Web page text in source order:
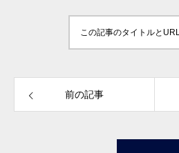
この記事のタイトルと
前の記事